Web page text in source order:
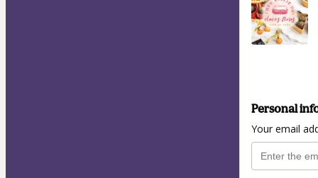
Personal
Your email